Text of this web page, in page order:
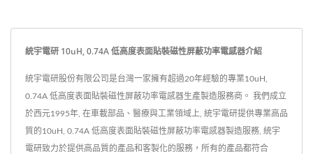
統宇電研 10uH, 0.74A 低高度表面貼裝磁性屏蔽功率電感器介紹
統宇電研股份有限公司是台灣一家擁有超過20年經驗的專業10uH,
0.74A 低高度表面貼裝磁性屏蔽功率電感器生產製造服務商。 我們成立
於西元1995年, 在車載部品、醫療與工業領域上, 統宇電研提供專業高品
質的10uH, 0.74A 低高度表面貼裝磁性屏蔽功率電感器製造服務, 統宇
電研致力於提供高品質的產品和客製化的服務，所有的產品都符合